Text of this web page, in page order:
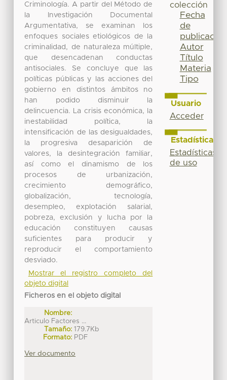
Criminología. A partir del Método de
la Investigación Documental
Argumentativa, se examinan los
enfoques sociales etiológicos de la
criminalidad, de naturaleza múltiple,
que desencadenan conductas
antisociales. Se concluye que las
políticas públicas y las acciones del
gobierno en distintos ámbitos no
han podido disminuir la
delincuencia. La crisis económica, la
inestabilidad política, la
intensificación de las desigualdades,
la progresiva desaparición de
valores, la desintegración familiar,
así como el dinamismo de los
procesos de urbanización,
crecimiento demográfico,
globalización, tecnología,
desempleo, explotación salarial,
pobreza, exclusión y lucha por la
educación constituyen causas
suficientes para producir y
reproducir el comportamiento
desviado.
Mostrar el registro completo del
objeto digital
Ficheros en el objeto digital
Nombre:
Articulo Factores ...
Tamaño: 179.7Kb
Formato: PDF
Ver documento
colección
Fecha
de
publicación
Autor
Título
Materia
Tipo
Usuario
Acceder
Estadísticas
Estadísticas
de uso